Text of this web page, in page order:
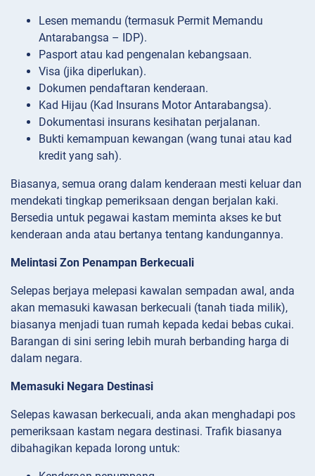
Lesen memandu (termasuk Permit Memandu
Antarabangsa – IDP).
Pasport atau kad pengenalan kebangsaan.
Visa (jika diperlukan).
Dokumen pendaftaran kenderaan.
Kad Hijau (Kad Insurans Motor Antarabangsa).
Dokumentasi insurans kesihatan perjalanan.
Bukti kemampuan kewangan (wang tunai atau kad
kredit yang sah).
Biasanya, semua orang dalam kenderaan mesti keluar dan
mendekati tingkap pemeriksaan dengan berjalan kaki.
Bersedia untuk pegawai kastam meminta akses ke but
kenderaan anda atau bertanya tentang kandungannya.
Melintasi Zon Penampan Berkecuali
Selepas berjaya melepasi kawalan sempadan awal, anda
akan memasuki kawasan berkecuali (tanah tiada milik),
biasanya menjadi tuan rumah kepada kedai bebas cukai.
Barangan di sini sering lebih murah berbanding harga di
dalam negara.
Memasuki Negara Destinasi
Selepas kawasan berkecuali, anda akan menghadapi pos
pemeriksaan kastam negara destinasi. Trafik biasanya
dibahagikan kepada lorong untuk: